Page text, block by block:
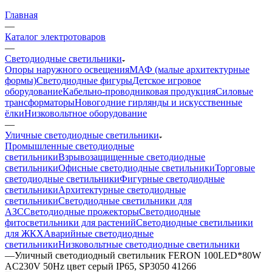
Главная
—
Каталог электротоваров
—
Светодиодные светильники
Опоры наружного освещенияМАФ (малые архитектурные
формы)Светодиодные фигурыДетское игровое
оборудованиеКабельно-проводниковая продукцияСиловые
трансформаторыНовогодние гирлянды и искусственные
ёлкиНизковольтное оборудование
—
Уличные светодиодные светильники
Промышленные светодиодные
светильникиВзрывозащищенные светодиодные
светильникиОфисные светодиодные светильникиТорговые
светодиодные светильникиФигурные светодиодные
светильникиАрхитектурные светодиодные
светильникиСветодиодные светильники для
АЗССветодиодные прожекторыСветодиодные
фитосветильники для растенийСветодиодные светильники
для ЖКХАварийные светодиодные
светильникиНизковольтные светодиодные светильники
—Уличный светодиодный светильник FERON 100LED*80W
AC230V 50Hz цвет серый IP65, SP3050 41266